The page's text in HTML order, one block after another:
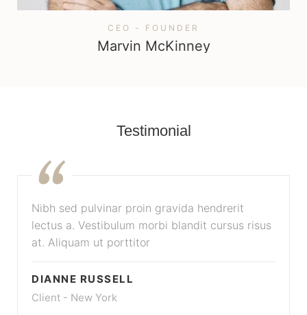
Marvin McKinney
CEO - FOUNDER
Testimonial
Nibh sed pulvinar proin gravida hendrerit
lectus a. Vestibulum morbi blandit cursus risus
at. Aliquam ut porttitor
DIANNE RUSSELL
Client - New York